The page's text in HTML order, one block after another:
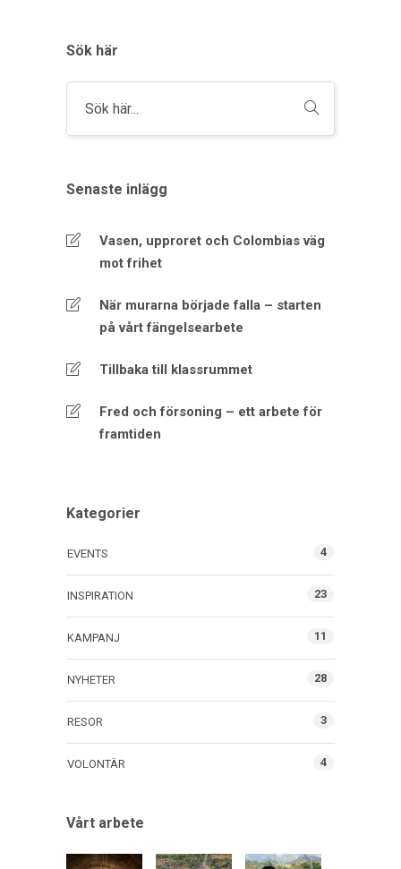
Sök här
Senaste inlägg
Vasen, upproret och Colombias väg
mot frihet
När murarna började falla – starten
på vårt fängelsearbete
Tillbaka till klassrummet
Fred och försoning – ett arbete för
framtiden
Kategorier
EVENTS 4
INSPIRATION 23
KAMPANJ 11
NYHETER 28
RESOR 3
VOLONTÄR 4
Vårt arbete